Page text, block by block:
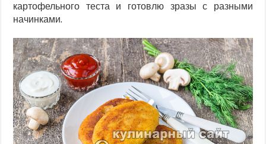
картофельного теста и готовлю зразы с разными
начинками.